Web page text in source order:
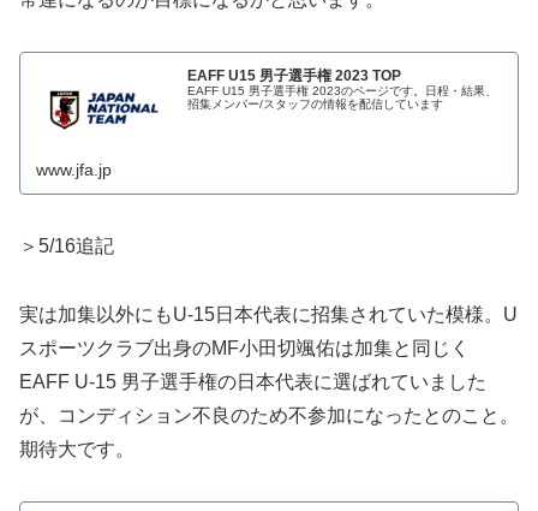
EAFF U15 男子選手権 2023 TOP
EAFF U15 男子選手権 2023のページです。日程・結果、
招集メンバー/スタッフの情報を配信しています
www.jfa.jp
＞5/16追記
実は加集以外にもU-15日本代表に招集されていた模様。U
スポーツクラブ出身のMF小田切颯佑は加集と同じく
EAFF U-15 男子選手権の日本代表に選ばれていました
が、コンディション不良のため不参加になったとのこと。
期待大です。